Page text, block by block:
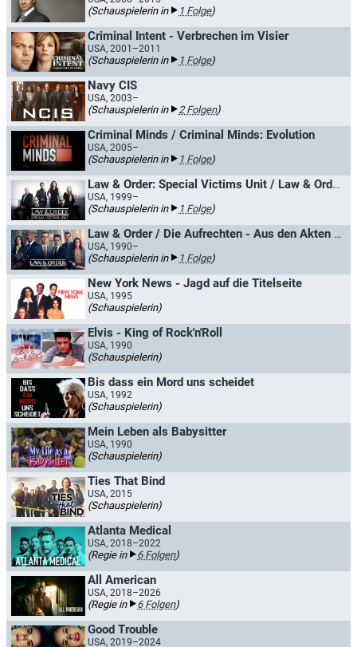
(Schauspielerin in 1 Folge)
Criminal Intent - Verbrechen im Visier
USA, 2001–2011
(Schauspielerin in 1 Folge)
Navy CIS
USA, 2003–
(Schauspielerin in 2 Folgen)
Criminal Minds / Criminal Minds: Evolution
USA, 2005–
(Schauspielerin in 1 Folge)
Law & Order: Special Victims Unit / Law & Order: New York
USA, 1999–
(Schauspielerin in 1 Folge)
Law & Order / Die Aufrechten - Aus den Akten der Straße
USA, 1990–
(Schauspielerin in 1 Folge)
New York News - Jagd auf die Titelseite
USA, 1995
(Schauspielerin)
Elvis - King of Rock'n'Roll
USA, 1990
(Schauspielerin)
Bis dass ein Mord uns scheidet
USA, 1992
(Schauspielerin)
Mein Leben als Babysitter
USA, 1990
(Schauspielerin)
Ties That Bind
USA, 2015
(Schauspielerin)
Atlanta Medical
USA, 2018–2022
(Regie in 6 Folgen)
All American
USA, 2018–2026
(Regie in 6 Folgen)
Good Trouble
USA, 2019–2024